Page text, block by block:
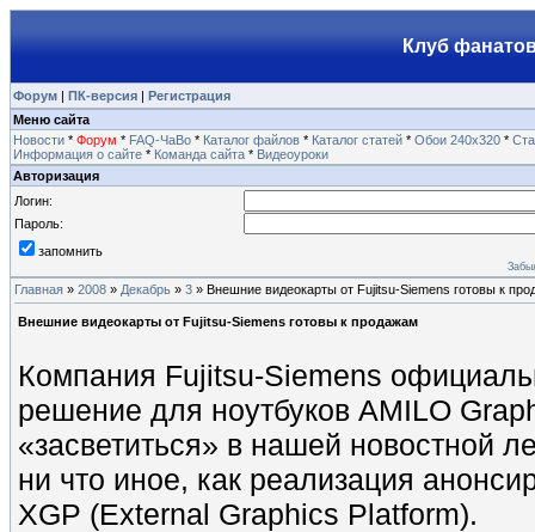
Клуб
Форум | ПК-версия | Регистрация
Меню сайта
Новости * Форум * FAQ-ЧаВо * Каталог файлов * Каталог статей * Обои 240х320 *
Информация о сайте * Команда сайта * Видеоуроки
Авторизация
Логин:
Пароль:
запомнить
Главная » 2008 » Декабрь » 3 » Внешние видеокарты от Fujitsu-Siemens готовы к
Внешние видеокарты от Fujitsu-Siemens готовы к продажам
Компания Fujitsu-Siemens
решение для ноутбуков AMILO
«засветиться» в нашей новостной
ни что иное, как реализация
XGP (External Graphics Platform).